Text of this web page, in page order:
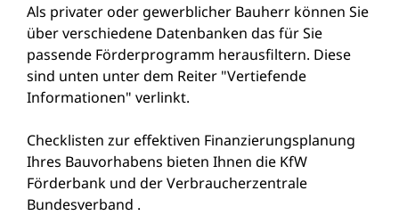
Als privater oder gewerblicher Bauherr können Sie
über verschiedene Datenbanken das für Sie
passende Förderprogramm herausfiltern. Diese
sind unten unter dem Reiter "Vertiefende
Informationen" verlinkt.
Checklisten zur effektiven Finanzierungsplanung
Ihres Bauvorhabens bieten Ihnen die KfW
Förderbank und der Verbraucherzentrale
Bundesverband .